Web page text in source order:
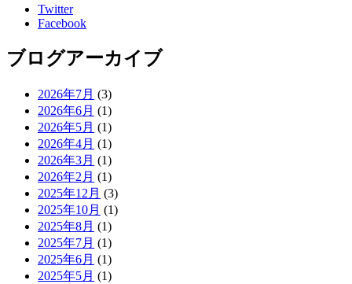
Twitter
Facebook
ブログアーカイブ
2026年7月 (3)
2026年6月 (1)
2026年5月 (1)
2026年4月 (1)
2026年3月 (1)
2026年2月 (1)
2025年12月 (3)
2025年10月 (1)
2025年8月 (1)
2025年7月 (1)
2025年6月 (1)
2025年5月 (1)